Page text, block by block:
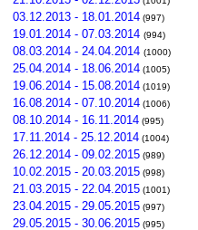
03.12.2013 - 18.01.2014 (997)
19.01.2014 - 07.03.2014 (994)
08.03.2014 - 24.04.2014 (1000)
25.04.2014 - 18.06.2014 (1005)
19.06.2014 - 15.08.2014 (1019)
16.08.2014 - 07.10.2014 (1006)
08.10.2014 - 16.11.2014 (995)
17.11.2014 - 25.12.2014 (1004)
26.12.2014 - 09.02.2015 (989)
10.02.2015 - 20.03.2015 (998)
21.03.2015 - 22.04.2015 (1001)
23.04.2015 - 29.05.2015 (997)
29.05.2015 - 30.06.2015 (995)